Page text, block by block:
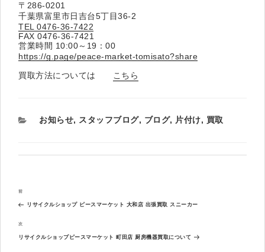
〒286-0201
千葉県富里市日吉台5丁目36-2
TEL 0476-36-7422
FAX 0476-36-7421
営業時間 10:00～19：00
https://g.page/peace-market-tomisato?share
買取方法については こちら
カ
お知らせ, スタッフブログ, ブログ, 片付け, 買取
稿
ナ
ゲ
ー
過
去
投
稿
前
リサイクルショップ ピースマーケット 大和店 出張買取 スニーカー
次
の
次
リサイクルショップピースマーケット 町田店 厨房機器買取について